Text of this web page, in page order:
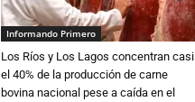
Informando Primero
Los Ríos y Los Lagos concentran casi
el 40% de la producción de carne
bovina nacional pese a caída en el